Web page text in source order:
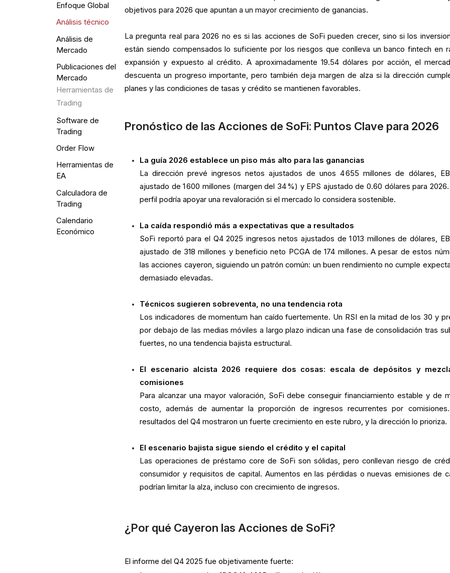
Enfoque Global
Análisis técnico
Análisis de
Mercado
Publicaciones del
Mercado
Herramientas de
Trading
Software de
Trading
Order Flow
Herramientas de
EA
Calculadora de
Trading
Calendario
Económico
objetivos para 2026 que apuntan a un mayor crecimiento de ganancias.
La pregunta real para 2026 no es si las acciones de SoFi pueden crecer, sino si los
están siendo compensados lo suficiente por los riesgos que conlleva un banco fintech en
expansión y expuesto al crédito. A aproximadamente 19.54 dólares por acción, el
descuenta un progreso importante, pero también deja margen de alza si la dirección
planes y las condiciones de tasas y crédito se mantienen favorables.
Pronóstico de las Acciones de SoFi: Puntos Clave para 2026
La guía 2026 establece un piso más alto para las ganancias
La dirección prevé ingresos netos ajustados de unos 4 655 millones de dólares,
ajustado de 1 600 millones (margen del 34 %) y EPS ajustado de 0.60 dólares para
perfil podría apoyar una revaloración si el mercado lo considera sostenible.
La caída respondió más a expectativas que a resultados
SoFi reportó para el Q4 2025 ingresos netos ajustados de 1 013 millones de dólares,
ajustado de 318 millones y beneficio neto PCGA de 174 millones. A pesar de estos
las acciones cayeron, siguiendo un patrón común: un buen rendimiento no cumple
demasiado elevadas.
Técnicos sugieren sobreventa, no una tendencia rota
Los indicadores de momentum han caído fuertemente. Un RSI en la mitad de los 30 y
por debajo de las medias móviles a largo plazo indican una fase de consolidación tras
fuertes, no una tendencia bajista estructural.
El escenario alcista 2026 requiere dos cosas: escala de depósitos y
comisiones
Para alcanzar una mayor valoración, SoFi debe conseguir financiamiento estable y de
costo, además de aumentar la proporción de ingresos recurrentes por
resultados del Q4 mostraron un fuerte crecimiento en este rubro, y la dirección lo prioriza.
El escenario bajista sigue siendo el crédito y el capital
Las operaciones de préstamo core de SoFi son sólidas, pero conllevan riesgo de
consumidor y requisitos de capital. Aumentos en las pérdidas o nuevas emisiones de
podrían limitar la alza, incluso con crecimiento de ingresos.
¿Por qué Cayeron las Acciones de SoFi?
El informe del Q4 2025 fue objetivamente fuerte: